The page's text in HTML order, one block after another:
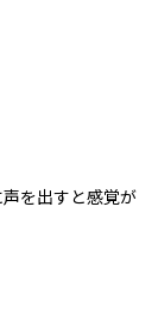
を出すと感覚が